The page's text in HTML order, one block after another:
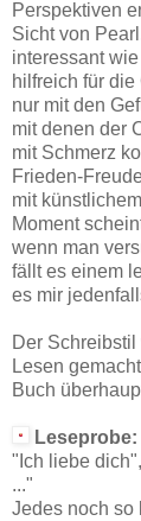
Perspektiven
Sicht von
interessant
hilfreich für
nur mit den
mit denen der
mit Schmerz
Frieden-
mit
Moment
wenn man
fällt es einem
es mir
Der
Lesen
Buch
Leseprobe:
"Ich liebe
..."
Jedes noch so